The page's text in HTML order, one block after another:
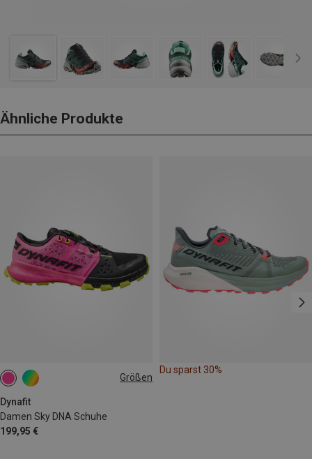
Ähnliche Produkte
Größen
Dynafit
Damen Sky DNA Schuhe
199,95 €
Du sparst 30%